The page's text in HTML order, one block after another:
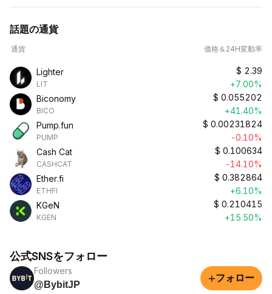
話題の通貨
通貨 価格＆24H変動率
Lighter
LIT
$ 2.39
+7.00%
Biconomy
BICO
$ 0.055202
+41.40%
Pump.fun
PUMP
$ 0.00231824
-0.10%
Cash Cat
CASHCAT
$ 0.100634
-14.10%
Ether.fi
ETHFI
$ 0.382864
+6.10%
KGeN
KGEN
$ 0.210415
+15.50%
公式SNSをフォロー
Followers
@BybitJP
+フォロー